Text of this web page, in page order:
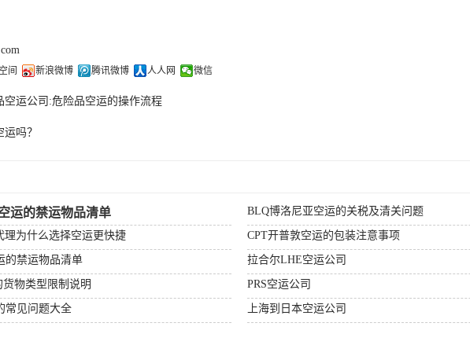
间 新浪微博 腾讯微博 人人网 微信
空运公司:危险品空运的操作流程
吗？
运的禁运物品清单 BLQ博洛尼亚空运的关税及清关问题
理为什么选择空运更快捷 CPT开普敦空运的包装注意事项
的禁运物品清单 拉合尔LHE空运公司
物类型限制说明 PRS空运公司
常见问题大全 上海到日本空运公司